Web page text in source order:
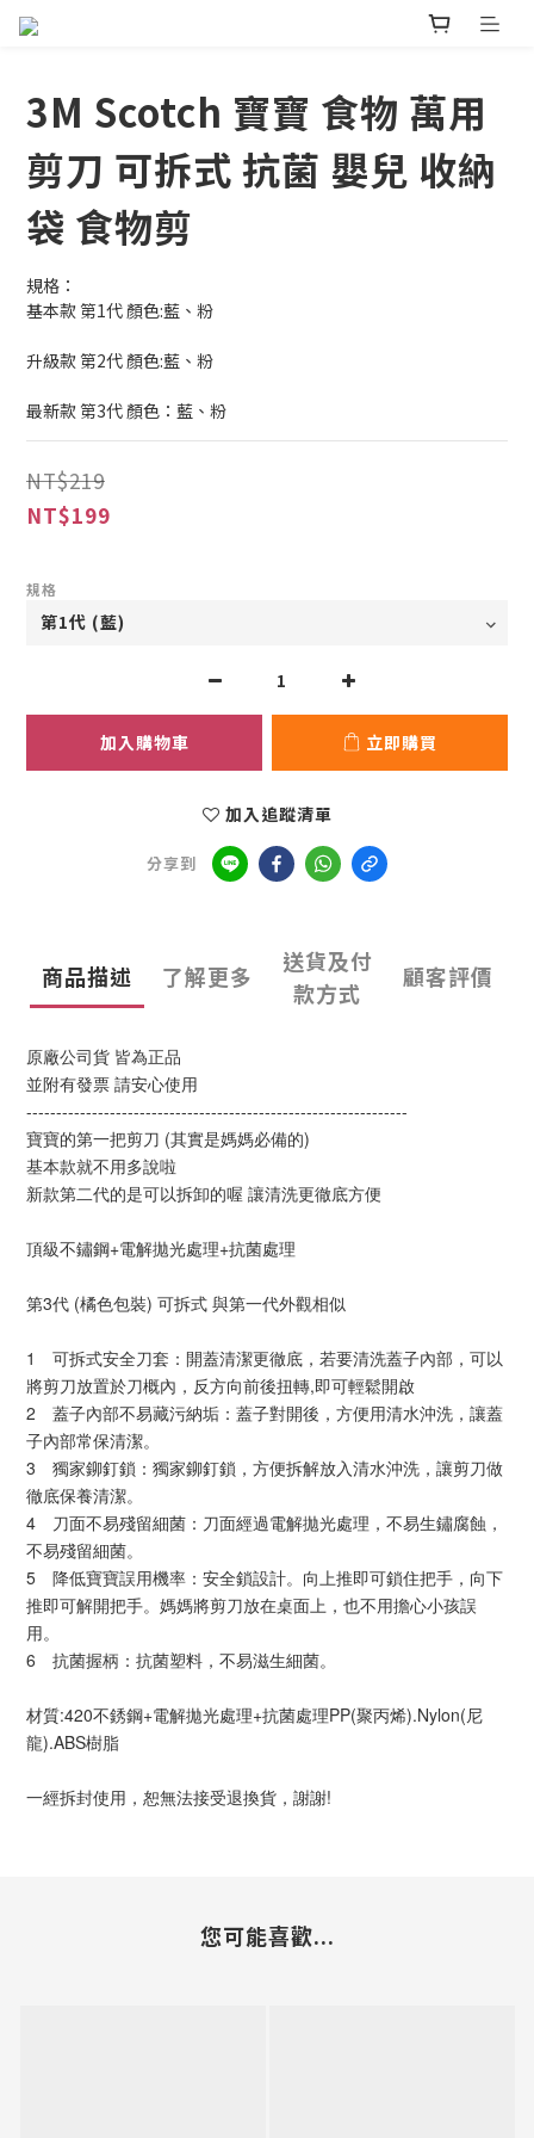
3M Scotch 寶寶 食物 萬用
剪刀 可拆式 抗菌 嬰兒 收納
袋 食物剪
規格：
基本款 第1代 顏色:藍、粉
升級款 第2代 顏色:藍、粉
最新款 第3代 顏色：藍、粉
NT$219
NT$199
規格
加入購物車 立即購買
加入追蹤清單
分享到
商品描述 了解更多
送貨及付
款方式
顧客評價
原廠公司貨 皆為正品
並附有發票 請安心使用
----------------------------------------------------------------
寶寶的第一把剪刀 (其實是媽媽必備的)
基本款就不用多說啦
新款第二代的是可以拆卸的喔 讓清洗更徹底方便
頂級不鏽鋼+電解拋光處理+抗菌處理
第3代 (橘色包裝) 可拆式 與第一代外觀相似
1 可拆式安全刀套：開蓋清潔更徹底，若要清洗蓋子內部，可以
將剪刀放置於刀概內，反方向前後扭轉,即可輕鬆開啟
2 蓋子內部不易藏污納垢：蓋子對開後，方便用清水沖洗，讓蓋
子內部常保清潔。
3 獨家鉚釘鎖：獨家鉚釘鎖，方便拆解放入清水沖洗，讓剪刀做
徹底保養清潔。
4 刀面不易殘留細菌：刀面經過電解拋光處理，不易生鏽腐蝕，
不易殘留細菌。
5 降低寶寶誤用機率：安全鎖設計。向上推即可鎖住把手，向下
推即可解開把手。媽媽將剪刀放在桌面上，也不用擔心小孩誤
用。
6 抗菌握柄：抗菌塑料，不易滋生細菌。
材質:420不銹鋼+電解拋光處理+抗菌處理PP(聚丙烯).Nylon(尼
龍).ABS樹脂
一經拆封使用，恕無法接受退換貨，謝謝!
您可能喜歡...